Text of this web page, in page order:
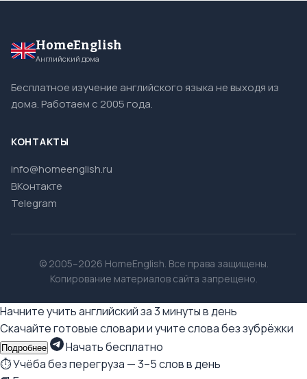
HomeEnglish
Английский дома
Бесплатное изучение английского языка не выходя из
дома. Работаем с 2005 года.
КОНТАКТЫ
info@homeenglish.ru
ВКонтакте
Telegram
© 2005–2026 HomeEnglish. Все права защищены.
Копирование материалов сайта запрещено.
Начните учить английский за 3 минуты в день
Скачайте готовые словари и учите слова без зубрёжки
Подробнее
Начать бесплатно
⏱ Учёба без перегруза — 3–5 слов в день